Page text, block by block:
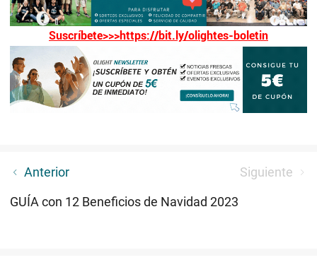
Suscríbete>>>https://bit.ly/olightes-boletin
Anterior Siguiente
Descubra Nuestras Top 5 Linternas Favoritas de los
GUÍA con 12 Beneficios de Navidad 2023